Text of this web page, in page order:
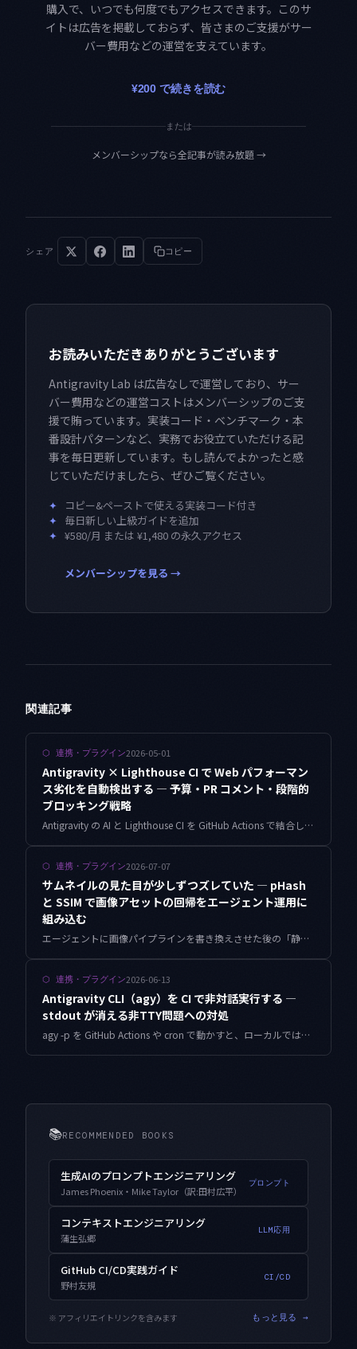
購入で、いつでも何度でもアクセスできます。このサ
イトは広告を掲載しておらず、皆さまのご支援がサー
バー費用などの運営を支えています。
¥200 で続きを読む
または
メンバーシップなら全記事が読み放題→
シェア コピー
お読みいただきありがとうございます
Antigravity Lab は広告なしで運営しており、サー
バー費用などの運営コストはメンバーシップのご支
援で賄っています。実装コード・ベンチマーク・本
番設計パターンなど、実務でお役立ていただける記
事を毎日更新しています。もし読んでよかったと感
じていただけましたら、ぜひご覧ください。
✦
コピー&ペーストで使える実装コード付き
✦ 毎日新しい上級ガイドを追加
✦ ¥580/月 または ¥1,480 の永久アクセス
メンバーシップを見る →
関連記事
⬡ 連携・プラグイン2026-05-01
Antigravity × Lighthouse CI で Web パフォーマン
ス劣化を自動検出する — 予算・PR コメント・段階的
ブロッキング戦略
Antigravity の AI と Lighthouse CI を GitHub Actions で結合し、パフォーマンス劣化を本番に出る前にせき止める実装ガイドです。予算設計から PR コメント、段階的ブロッキングまで本番運用で使える形でまとめました。
⬡ 連携・プラグイン2026-07-07
サムネイルの見た目が少しずつズレていた — pHash
と SSIM で画像アセットの回帰をエージェント運用に
組み込む
エージェントに画像パイプラインを書き換えさせた後の「静かな見た目のズレ」を、pHash と SSIM という二つの数値で検知して CI で止める実装をまとめました。壁紙サムネイルや OGP 画像を対象に、しきい値の決め方からゲートスクリプト、Antigravity への組み込みまで扱います。
⬡ 連携・プラグイン2026-06-13
Antigravity CLI（agy）を CI で非対話実行する —
stdout が消える非TTY問題への対処
agy -p を GitHub Actions や cron で動かすと、ローカルでは見えていた出力が空になり、終了コードだけ 0 が返ることがあります。非TTY検出のしくみと、擬似TTY・テキスト出力の堅牢なパース・APIキー認証で確実に結果を受け取る設計をまとめます。
📚RECOMMENDED BOOKS
生成AIのプロンプトエンジニアリング
James Phoenix・Mike Taylor（訳:田村広平）
プロンプト
コンテキストエンジニアリング
蒲生弘郷
LLM応用
GitHub CI/CD実践ガイド
野村友規
CI/CD
※ アフィリエイトリンクを含みます もっと見る →